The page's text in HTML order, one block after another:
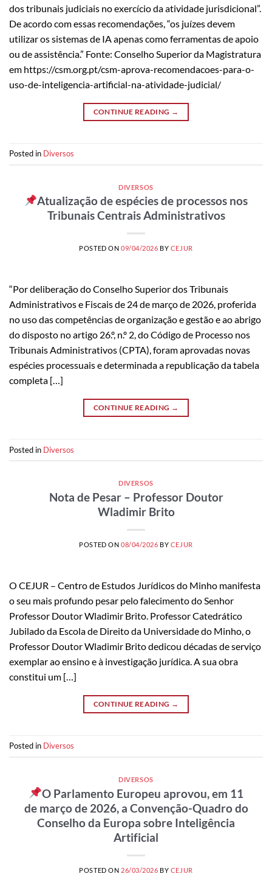
dos tribunais judiciais no exercício da atividade jurisdicional”.
De acordo com essas recomendações, “os juízes devem
utilizar os sistemas de IA apenas como ferramentas de apoio
ou de assistência.” Fonte: Conselho Superior da Magistratura
em https://csm.org.pt/csm-aprova-recomendacoes-para-o-
uso-de-inteligencia-artificial-na-atividade-judicial/
CONTINUE READING →
Posted in Diversos
DIVERSOS
Atualização de espécies de processos nos
Tribunais Centrais Administrativos
POSTED ON 09/04/2026 BY CEJUR
“Por deliberação do Conselho Superior dos Tribunais
Administrativos e Fiscais de 24 de março de 2026, proferida
no uso das competências de organização e gestão e ao abrigo
do disposto no artigo 26.º, n.º 2, do Código de Processo nos
Tribunais Administrativos (CPTA), foram aprovadas novas
espécies processuais e determinada a republicação da tabela
completa […]
CONTINUE READING →
Posted in Diversos
DIVERSOS
Nota de Pesar – Professor Doutor
Wladimir Brito
POSTED ON 08/04/2026 BY CEJUR
O CEJUR – Centro de Estudos Jurídicos do Minho manifesta
o seu mais profundo pesar pelo falecimento do Senhor
Professor Doutor Wladimir Brito. Professor Catedrático
Jubilado da Escola de Direito da Universidade do Minho, o
Professor Doutor Wladimir Brito dedicou décadas de serviço
exemplar ao ensino e à investigação jurídica. A sua obra
constitui um […]
CONTINUE READING →
Posted in Diversos
DIVERSOS
O Parlamento Europeu aprovou, em 11
de março de 2026, a Convenção-Quadro do
Conselho da Europa sobre Inteligência
Artificial
POSTED ON 26/03/2026 BY CEJUR